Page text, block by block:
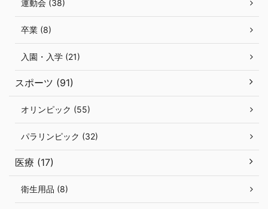
運動会 (38)
卒業 (8)
入園・入学 (21)
スポーツ (91)
オリンピック (55)
パラリンピック (32)
医療 (17)
衛生用品 (8)